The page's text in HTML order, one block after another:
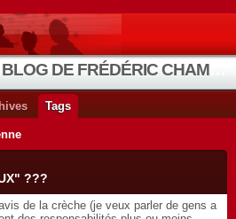
Tags
???
de la crèche (je veux parler de gens a